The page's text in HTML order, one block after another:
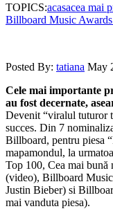
TOPICS:acasacea mai
Billboard Music
Posted By: tatiana May
Cele mai importante
au fost decernate,
Devenit “viralul tuturor
succes. Din 7
Billboard, pentru piesa
mapamondul, la
Top 100, Cea mai bună
(video), Billboard
Justin Bieber) si
mai vanduta piesa).